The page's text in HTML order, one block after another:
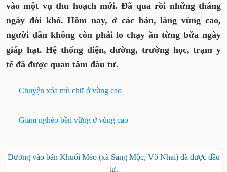
vào một vụ thu hoạch mới. Đã qua rồi những tháng
ngày đói khổ. Hôm nay, ở các bản, làng vùng cao,
người dân không còn phải lo chạy ăn từng bữa ngày
giáp hạt. Hệ thống điện, đường, trường học, trạm y
tế đã được quan tâm đầu tư.
Chuyện xóa mù chữ ở vùng cao
Giảm nghèo bền vững ở vùng cao
Đường vào bản Khuổi Mèo (xã Sảng Mộc, Võ Nhai) đã được đầu
tư.